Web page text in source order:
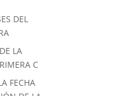
DEL
LA
C
FECHA